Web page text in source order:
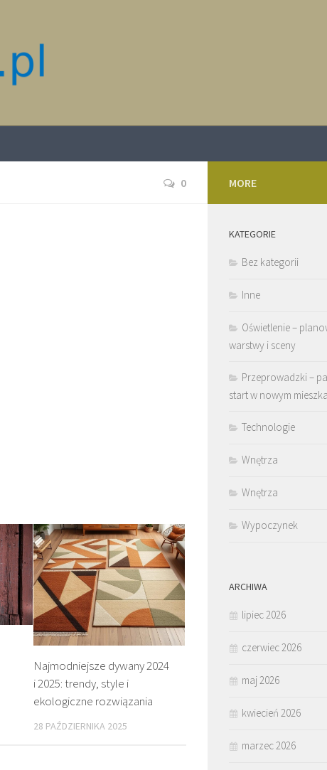
0
Najmodniejsze dywany 2024
i 2025: trendy, style i
ekologiczne rozwiązania
28 PAŹDZIERNIKA 2025
MORE
KATEGORIE
Bez kategorii
Inne
Oświetlenie –
warstwy i sceny
Przeprowadzki –
start w nowym
Technologie
Wnętrza
Wnętrza
Wypoczynek
ARCHIWA
lipiec 2026
czerwiec 2026
maj 2026
kwiecień 2026
marzec 2026